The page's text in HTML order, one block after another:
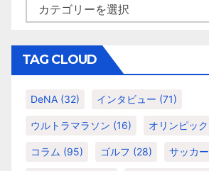
テ
リ
ー
TAG CLOUD
DeNA (32) インタビュー (71)
ウルトラマラソン (16) オリンピック
コラム (95) ゴルフ (28) サッカー